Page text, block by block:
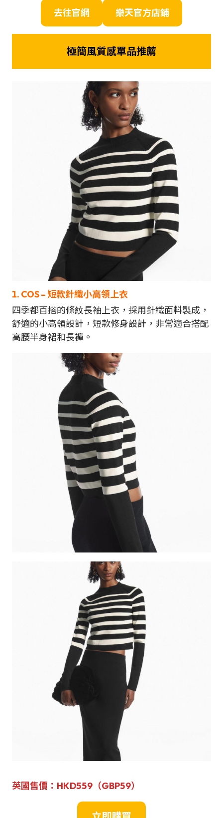
去往官網 樂天官方店鋪
極簡風質感單品推薦
1. COS – 短款針織小高領上衣
四季都百搭的條紋長袖上衣，採用針織面料製成，
舒適的小高領設計，短款修身設計，非常適合搭配
高腰半身裙和長褲。
英國售價：HKD559（GBP59）